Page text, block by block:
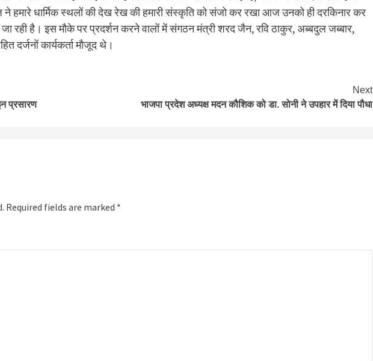
ने हमारे धार्मिक स्थलों की देख रेख की हमारी संस्कृति को संजो कर रखा आज उनको ही दरकिनार कर
जा रही है। इस मौके पर प्रदर्शन करने वालों में संगठन मंत्री शरद जैन, रवि ठाकुर, अब्बदुल जब्बार,
दर्जनों कार्यकर्ता मौजूद थे।
प्रसारण
Next
भाजपा प्रदेश अध्यक्ष मदन कौशिक को डा. सोनी ने उपहार में दिया पौधा
Required fields are marked *